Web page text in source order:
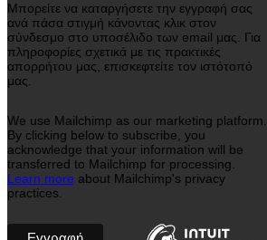
Μπορείτε να καταργήσετε την εγγραφή σας
ανά πάσα στιγμή κάνοντας κλικ στον
σύνδεσμο στο υποσέλιδο των email μας. Για
πληροφορίες σχετικά με τις πρακτικές
απορρήτου μας, επισκεφτείτε τον ιστότοπό
μας.
We use Mailchimp as our marketing platform.
By clicking below to subscribe, you
acknowledge that your information will be
transferred to Mailchimp for processing.
Learn more about Mailchimp's privacy
practices.